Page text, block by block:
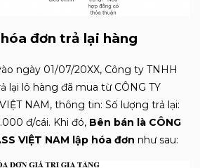
đơn trả lại hàng
ngày 01/07/20XX, Công ty TNHH
lại lô hàng đã mua từ CÔNG TY
NAM, thông tin: Số lượng trả lại:
đ/cái. Khi đó, Bên bán là CÔNG
VIỆT NAM lập hóa đơn như sau: